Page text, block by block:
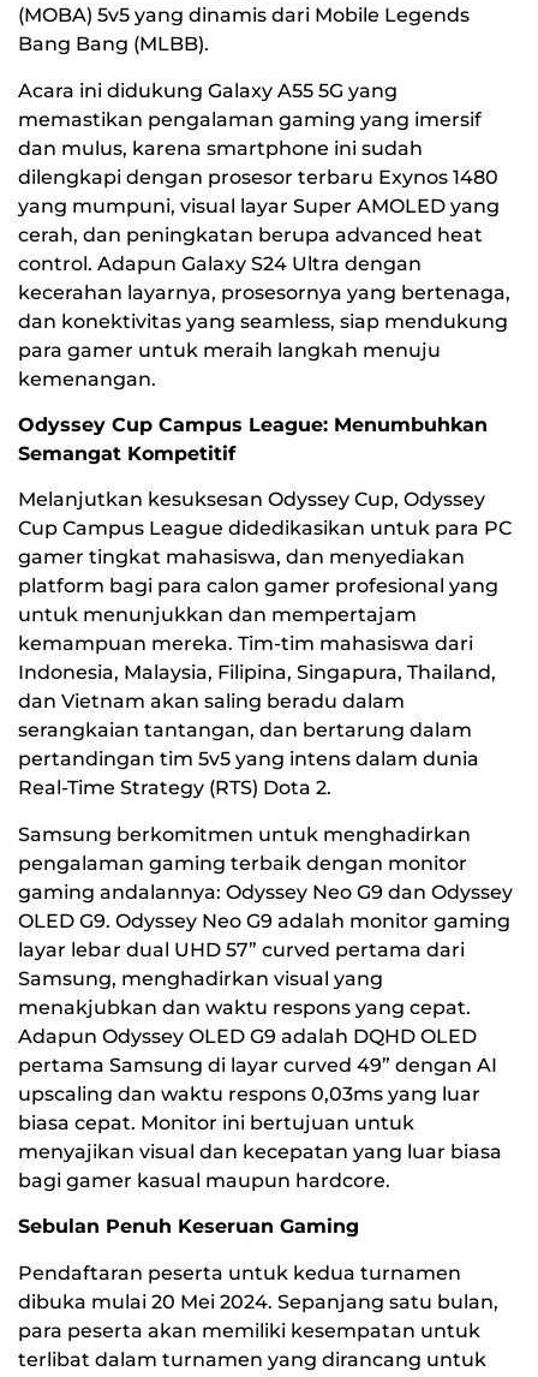
(MOBA) 5v5 yang dinamis dari Mobile Legends
Bang Bang (MLBB).
Acara ini didukung Galaxy A55 5G yang
memastikan pengalaman gaming yang imersif
dan mulus, karena smartphone ini sudah
dilengkapi dengan prosesor terbaru Exynos 1480
yang mumpuni, visual layar Super AMOLED yang
cerah, dan peningkatan berupa advanced heat
control. Adapun Galaxy S24 Ultra dengan
kecerahan layarnya, prosesornya yang bertenaga,
dan konektivitas yang seamless, siap mendukung
para gamer untuk meraih langkah menuju
kemenangan.
Odyssey Cup Campus League: Menumbuhkan
Semangat Kompetitif
Melanjutkan kesuksesan Odyssey Cup, Odyssey
Cup Campus League didedikasikan untuk para PC
gamer tingkat mahasiswa, dan menyediakan
platform bagi para calon gamer profesional yang
untuk menunjukkan dan mempertajam
kemampuan mereka. Tim-tim mahasiswa dari
Indonesia, Malaysia, Filipina, Singapura, Thailand,
dan Vietnam akan saling beradu dalam
serangkaian tantangan, dan bertarung dalam
pertandingan tim 5v5 yang intens dalam dunia
Real-Time Strategy (RTS) Dota 2.
Samsung berkomitmen untuk menghadirkan
pengalaman gaming terbaik dengan monitor
gaming andalannya: Odyssey Neo G9 dan Odyssey
OLED G9. Odyssey Neo G9 adalah monitor gaming
layar lebar dual UHD 57” curved pertama dari
Samsung, menghadirkan visual yang
menakjubkan dan waktu respons yang cepat.
Adapun Odyssey OLED G9 adalah DQHD OLED
pertama Samsung di layar curved 49” dengan AI
upscaling dan waktu respons 0,03ms yang luar
biasa cepat. Monitor ini bertujuan untuk
menyajikan visual dan kecepatan yang luar biasa
bagi gamer kasual maupun hardcore.
Sebulan Penuh Keseruan Gaming
Pendaftaran peserta untuk kedua turnamen
dibuka mulai 20 Mei 2024. Sepanjang satu bulan,
para peserta akan memiliki kesempatan untuk
terlibat dalam turnamen yang dirancang untuk